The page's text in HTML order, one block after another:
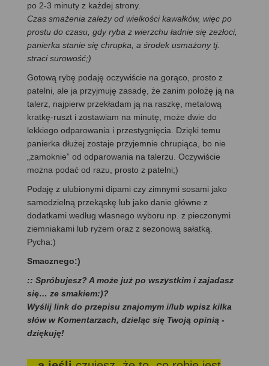
po 2-3 minuty z każdej strony.
Czas smażenia zależy od wielkości kawałków, więc po
prostu do czasu, gdy ryba z wierzchu ładnie się zezłoci,
panierka stanie się chrupka, a środek usmażony tj.
straci surowość;)
Gotową rybę podaję oczywiście na gorąco, prosto z
patelni, ale ja przyjmuję zasadę, że zanim położę ją na
talerz, najpierw przekładam ją na raszkę, metalową
kratkę-ruszt i zostawiam na minutę, może dwie do
lekkiego odparowania i przestygnięcia. Dzięki temu
panierka dłużej zostaje przyjemnie chrupiąca, bo nie
„zamoknie” od odparowania na talerzu. Oczywiście
można podać od razu, prosto z patelni;)
Podaję z ulubionymi dipami czy zimnymi sosami jako
samodzielną przekąskę lub jako danie główne z
dodatkami według własnego wyboru np. z pieczonymi
ziemniakami lub ryżem oraz z sezonową sałatką.
Pycha:)
Smacznego:)
:: Spróbujesz? A może już po wszystkim i zajadasz
się… ze smakiem:)?
Wyślij link do przepisu znajomym i/lub wpisz kilka
słów w Komentarzach, dzieląc się Twoją opinią -
dziękuję!